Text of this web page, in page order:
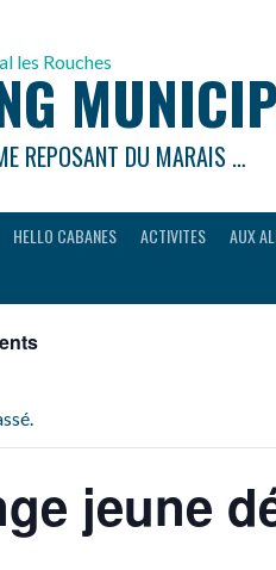
REPOSANT DU MARAIS …
HELLO CABANES ACTIVITES AUX
jeune